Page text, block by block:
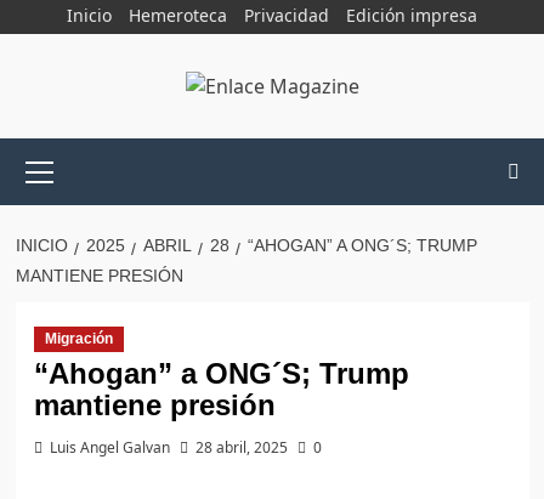
Inicio Hemeroteca Privacidad Edición impresa
principal
INICIO 2025 ABRIL 28
“AHOGAN” A ONG´S; TRUMP
MANTIENE PRESIÓN
Migración
“Ahogan” a ONG´S; Trump
mantiene presión
Luis Angel Galvan 28 abril, 2025 0